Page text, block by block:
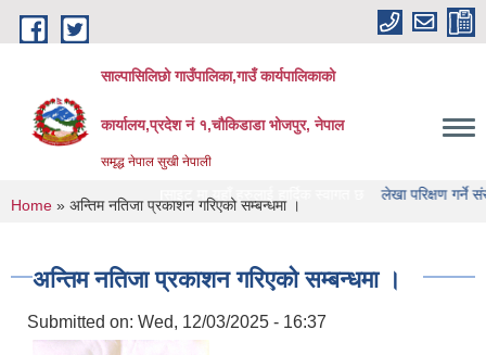
Skip to main content
साल्पासिलिछो गाउँपालिका,गाउँ कार्यपालिकाको
कार्यालय,प्रदेश नं १,चौकिडाडा भोजपुर, नेपाल
समृद्ध नेपाल सुखी नेपाली
गाउँपालिका को वेभसाइट मा यहाँ हरुलाई हार्दिक स्वागत छ लेखा परिक्षण गर्ने संस्था हरु
You are here
Home » अन्तिम नतिजा प्रकाशन गरिएको सम्बन्धमा ।
अन्तिम नतिजा प्रकाशन गरिएको सम्बन्धमा ।
Submitted on: Wed, 12/03/2025 - 16:37